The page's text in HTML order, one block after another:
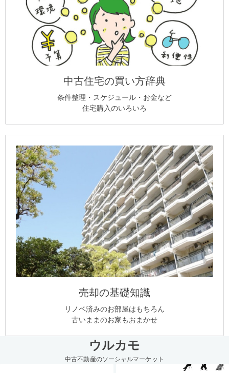
中古住宅の買い方辞典
条件整理・スケジュール・お金など
住宅購入のいろいろ
売却の基礎知識
リノベ済みのお部屋はもちろん
古いままのお家もおまかせ
ウルカモ
中古不動産のソーシャルマーケット